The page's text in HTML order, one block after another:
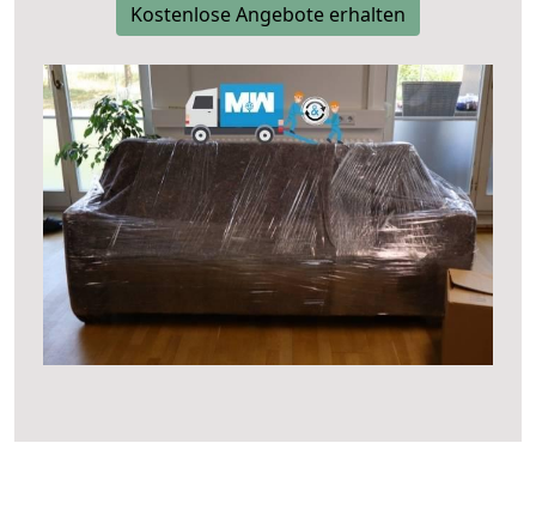
Kostenlose Angebote erhalten